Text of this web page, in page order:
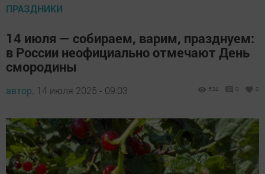
ПРАЗДНИКИ
14 июля — собираем, варим, празднуем:
в России неофициально отмечают День
смородины
автор, 14 июля 2025 - 09:03 534 0 0